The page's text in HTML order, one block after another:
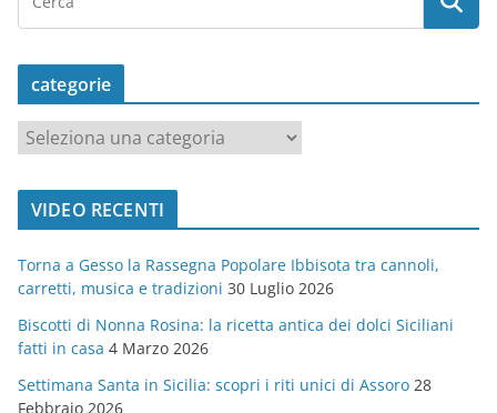
categorie
a
t
o
r
i
e
VIDEO RECENTI
Torna a Gesso la Rassegna Popolare Ibbisota tra cannoli,
carretti, musica e tradizioni 30 Luglio 2026
Biscotti di Nonna Rosina: la ricetta antica dei dolci Siciliani
fatti in casa 4 Marzo 2026
Settimana Santa in Sicilia: scopri i riti unici di Assoro 28
Febbraio 2026